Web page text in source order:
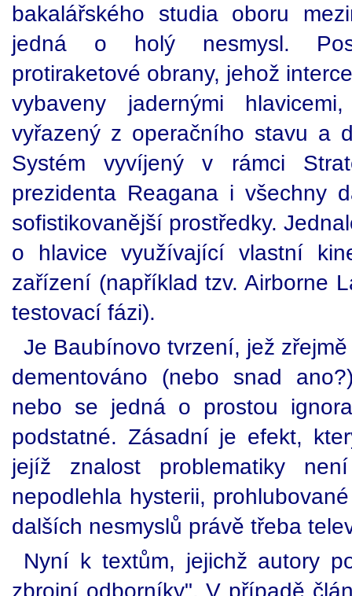
bakalářského studia oboru
jedná o holý nesmysl.
protiraketové obrany, jehož
vybaveny jadernými
vyřazený z operačního stavu a
Systém vyvíjený v rámci
prezidenta Reagana i všechny
sofistikovanější prostředky.
o hlavice využívající vlastní
zařízení (například tzv. Airborne
testovací fázi).
Je Baubínovo tvrzení, jež
dementováno (nebo snad
nebo se jedná o prostou
podstatné. Zásadní je efekt,
jejíž znalost problematiky
nepodlehla hysterii,
dalších nesmyslů právě třeba
Nyní k textům, jejichž autory
zbrojní odborníky". V případě